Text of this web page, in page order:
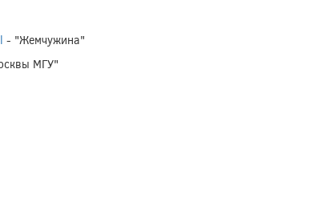
- "Жемчужина"
МГУ"